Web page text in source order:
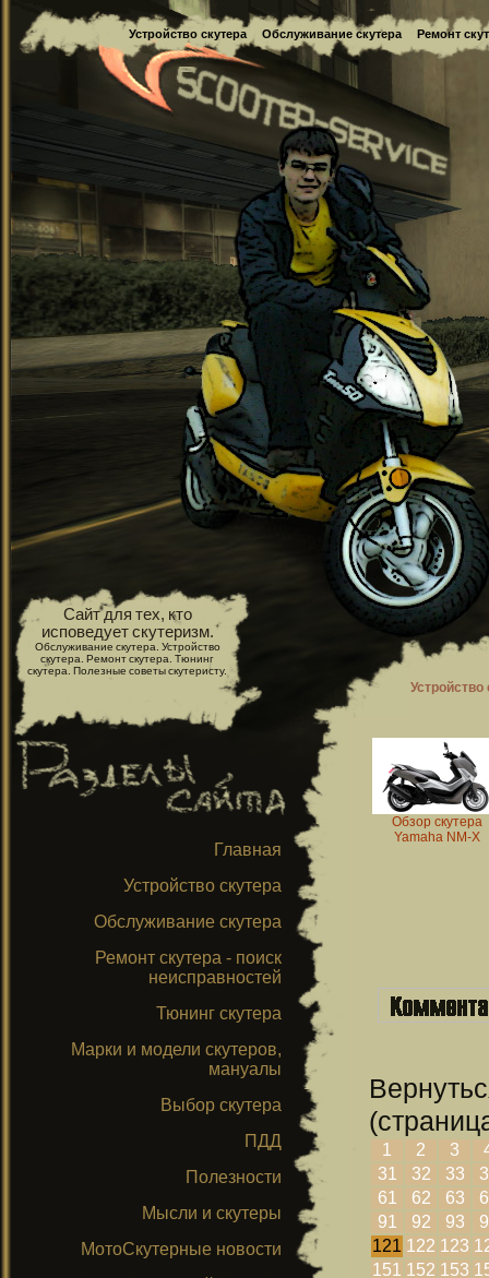
Устройство скутера Обслуживание скутера Ремонт
Сайт для тех, кто
исповедует скутеризм.
Обслуживание скутера. Устройство
скутера. Ремонт скутера. Тюнинг
скутера. Полезные советы скутеристу.
Главная
Устройство скутера
Обслуживание скутера
Ремонт скутера - поиск
неисправностей
Тюнинг скутера
Марки и модели скутеров,
мануалы
Выбор скутера
ПДД
Полезности
Мысли и скутеры
МотоСкутерные новости
Устройство
Обзор скутера
Yamaha NM-X
1 2 3
31
32 33
61
62 63
91
92 93
121 122 123
151 152 153